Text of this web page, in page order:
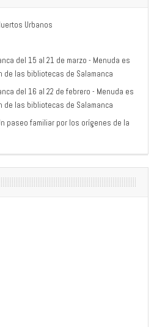
Urbanos
del 15 al 21 de marzo - Menuda es
de las bibliotecas de Salamanca
del 16 al 22 de febrero - Menuda es
de las bibliotecas de Salamanca
paseo familiar por los orígenes de la